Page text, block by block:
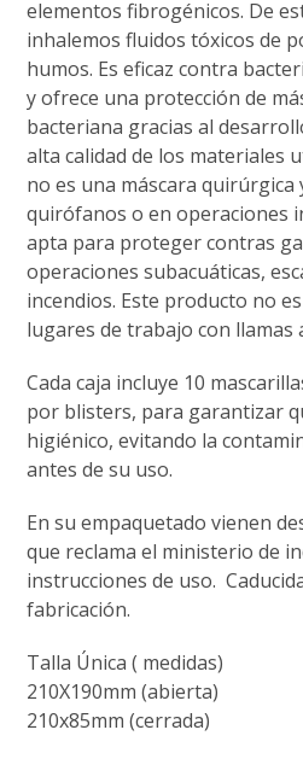
elementos fibrogénicos. De
inhalemos fluidos tóxicos de
humos. Es eficaz contra
y ofrece una protección de
bacteriana gracias al
alta calidad de los materiales
no es una máscara
quirófanos o en operaciones
apta para proteger contras
operaciones subacuáticas,
incendios. Este producto no
lugares de trabajo con llamas
Cada caja incluye 10
por blisters, para garantizar
higiénico, evitando la
antes de su uso.
En su empaquetado vienen
que reclama el ministerio de
instrucciones de uso.
fabricación.
Talla Única ( medidas)
210X190mm (abierta)
210x85mm (cerrada)